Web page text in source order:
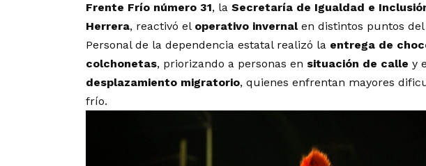
Frente Frío número 31, la Secretaría de Igualdad e
Herrera, reactivó el operativo invernalen distintos puntos del
Personal de la dependencia estatal realizó la entrega de
colchonetas, priorizando a personas en situación de calle y
desplazamiento migratorio, quienes enfrentan mayores
frío.